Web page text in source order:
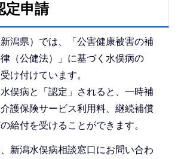
定申請
潟県）では、「公害健康被害の補
（公健法）」に基づく水俣病の
け付けています。
俣病と「認定」されると、一時補
護保険サービス利用料、継続補償
給付を受けることができます。
新潟水俣病相談窓口にお問い合わ